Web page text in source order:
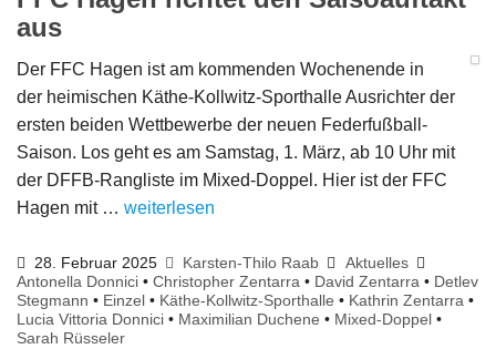
aus
Der FFC Hagen ist am kommenden Wochenende in
der heimischen Käthe-Kollwitz-Sporthalle Ausrichter der
ersten beiden Wettbewerbe der neuen Federfußball-
Saison. Los geht es am Samstag, 1. März, ab 10 Uhr mit
der DFFB-Rangliste im Mixed-Doppel. Hier ist der FFC
Hagen mit … weiterlesen
28. Februar 2025 Karsten-Thilo Raab
Aktuelles
Antonella Donnici • Christopher Zentarra • David Zentarra • Detlev
Stegmann • Einzel • Käthe-Kollwitz-Sporthalle • Kathrin Zentarra •
Lucia Vittoria Donnici • Maximilian Duchene • Mixed-Doppel •
Sarah Rüsseler